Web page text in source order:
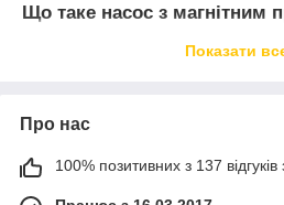
Що таке насос з магнітним
Насоси з магнітним приводом –
конструкції, де
унеможливлюють витоки , що
загресивними та небезпечними
Показати
Про нас
100% позитивних з 137 відгуків